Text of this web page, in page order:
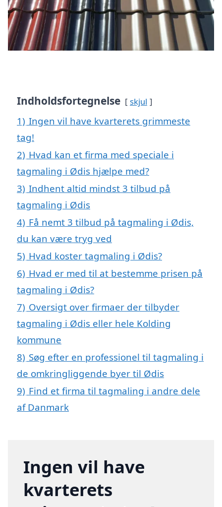
Indholdsfortegnelse skjul
1) Ingen vil have kvarterets grimmeste
tag!
2) Hvad kan et firma med speciale i
tagmaling i Ødis hjælpe med?
3) Indhent altid mindst 3 tilbud på
tagmaling i Ødis
4) Få nemt 3 tilbud på tagmaling i Ødis,
du kan være tryg ved
5) Hvad koster tagmaling i Ødis?
6) Hvad er med til at bestemme prisen på
tagmaling i Ødis?
7) Oversigt over firmaer der tilbyder
tagmaling i Ødis eller hele Kolding
kommune
8) Søg efter en professionel til tagmaling i
de omkringliggende byer til Ødis
9) Find et firma til tagmaling i andre dele
af Danmark
Ingen vil have
kvarterets